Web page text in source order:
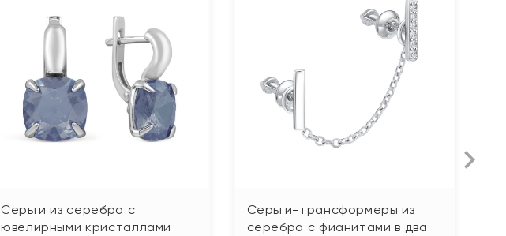
Серьги из серебра с
ювелирными кристаллами
Серьги-трансформеры из
серебра с фианитами в два